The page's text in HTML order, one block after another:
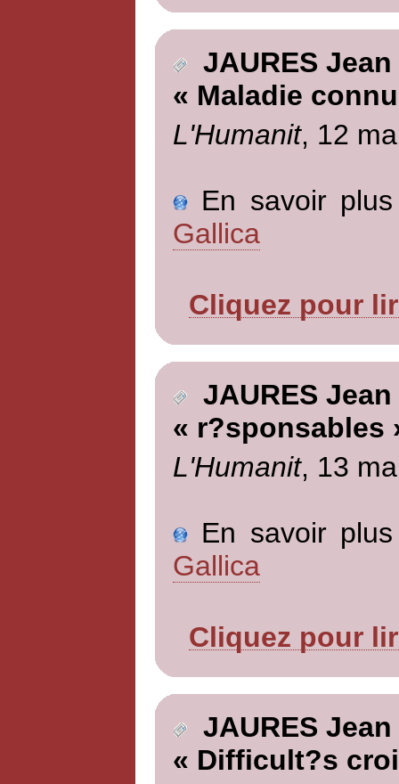
JAURES Jean
« Maladie
L'Humanit, 12
En savoir
Gallica
Cliquez pour
JAURES Jean
« r?sponsables
L'Humanit, 13
En savoir
Gallica
Cliquez pour
JAURES Jean
« Difficult?s